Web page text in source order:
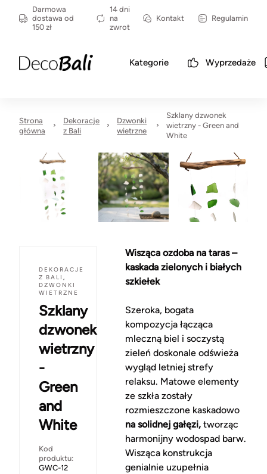
Darmowa
dostawa od
150 zł
14 dni
na
zwrot
Kontakt Regulamin
Kategorie Wyprzedaże
Strona
główna
Dekoracje
z Bali
Dzwonki
wietrzne
Szklany dzwonek
wietrzny - Green and
White
DEKORACJE
Z BALI ,
DZWONKI
WIETRZNE
Szklany
dzwonek
wietrzny
-
Green
and
White
Kod
produktu:
GWC-12
Wisząca ozdoba na taras –
kaskada zielonych i białych
szkiełek
Szeroka, bogata
kompozycja łącząca
mleczną biel i soczystą
zieleń doskonale odświeża
wygląd letniej strefy
relaksu. Matowe elementy
ze szkła zostały
rozmieszczone kaskadowo
na solidnej gałęzi,tworząc
harmonijny wodospad barw.
Wisząca konstrukcja
genialnie uzupełnia